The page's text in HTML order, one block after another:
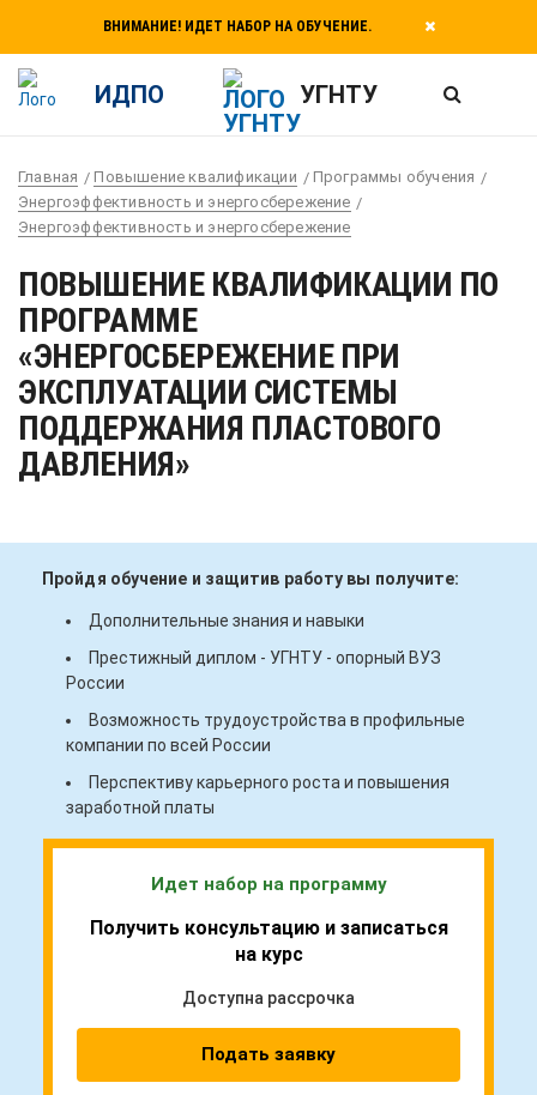
ВНИМАНИЕ! ИДЕТ НАБОР НА ОБУЧЕНИЕ.
ИДПО УГНТУ
Главная Повышение квалификации
Программы обучения
Энергоэффективность и энергосбережение
Энергоэффективность и энергосбережение
ПОВЫШЕНИЕ КВАЛИФИКАЦИИ ПО
ПРОГРАММЕ
«ЭНЕРГОСБЕРЕЖЕНИЕ ПРИ
ЭКСПЛУАТАЦИИ СИСТЕМЫ
ПОДДЕРЖАНИЯ ПЛАСТОВОГО
ДАВЛЕНИЯ»
Пройдя обучение и защитив работу вы получите:
Дополнительные знания и навыки
Престижный диплом - УГНТУ - опорный ВУЗ
России
Возможность трудоустройства в профильные
компании по всей России
Перспективу карьерного роста и повышения
заработной платы
Идет набор на программу
Получить консультацию и записаться
на курс
Доступна рассрочка
Подать заявку